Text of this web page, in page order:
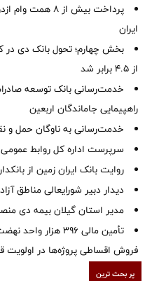
پرداخت بیش از
ایران
بخش چهارم؛ تحول بانک دی در
از ۴.۵ برابر شد
خدمت‌رسانی بانک توسعه
راهپیمایی جاماندگان اربعین
خدمت‌رسانی به ناوگان حمل و
سرپرست اداره کل روابط
روایت بانک ایران زمین از
دیدار دبیر شورایعالی مناطق
‌مدیر استان گیلان بیمه دی
تأمین مالی ۳۹۶
فروش اقساطی پروژه‌ها در اولویت
پر بحث ترین